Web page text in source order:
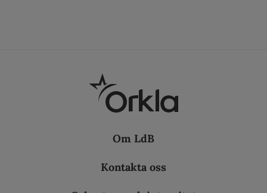
Om LdB
Kontakta oss